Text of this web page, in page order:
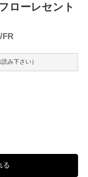
ローレセント
FR
み下さい）
る